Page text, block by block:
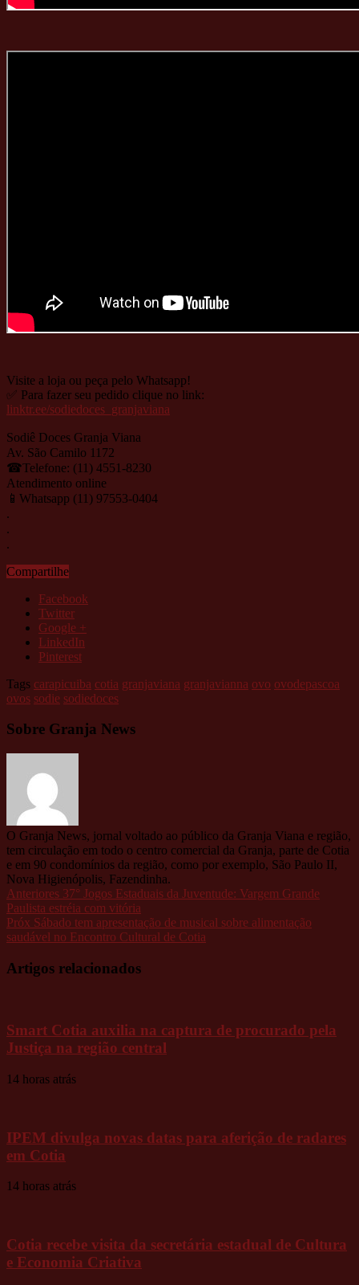
Visite a loja ou peça pelo Whatsapp!
✅ Para fazer seu pedido clique no link:
linktr.ee/sodiedoces_granjaviana
Sodiê Doces Granja Viana⠀⠀⠀⠀⠀⠀⠀⠀⠀⠀⠀⠀⠀⠀⠀⠀⠀⠀
Av. São Camilo 1172 ⠀
☎Telefone: (11) 4551-8230⠀
Atendimento online⠀⠀⠀⠀⠀⠀⠀⠀⠀
📱Whatsapp (11) 97553-0404⠀⠀
.⠀⠀⠀⠀⠀⠀⠀⠀⠀⠀⠀⠀⠀⠀
.⠀⠀⠀⠀⠀⠀⠀⠀⠀⠀⠀⠀⠀⠀
.⠀⠀⠀⠀⠀⠀⠀⠀⠀⠀⠀⠀⠀⠀
Compartilhe
Facebook
Twitter
Google +
LinkedIn
Pinterest
Tags carapicuiba cotia granjaviana granjavianna ovo ovodepascoa
ovos sodie sodiedoces
Sobre Granja News
O Granja News, jornal voltado ao público da Granja Viana e região,
tem circulação em todo o centro comercial da Granja, parte de Cotia
e em 90 condomínios da região, como por exemplo, São Paulo II,
Nova Higienópolis, Fazendinha.
Anteriores 37° Jogos Estaduais da Juventude: Vargem Grande
Paulista estréia com vitória
Próx Sábado tem apresentação de musical sobre alimentação
saudável no Encontro Cultural de Cotia
Artigos relacionados
Smart Cotia auxilia na captura de procurado pela
Justiça na região central
14 horas atrás
IPEM divulga novas datas para aferição de radares
em Cotia
14 horas atrás
Cotia recebe visita da secretária estadual de Cultura
e Economia Criativa